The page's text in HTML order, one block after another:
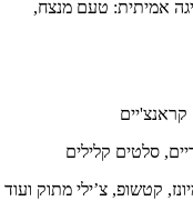
אמיתית: טעם מנצח,
סלטים קלילים
קטשופ, צ’ילי מתוק ועוד